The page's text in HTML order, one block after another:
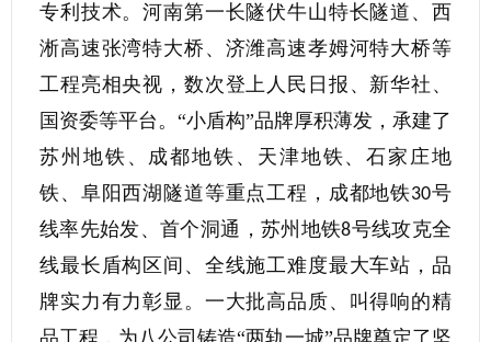
专利技术。河南第一长隧伏牛山特长隧道、西
淅高速张湾特大桥、济潍高速孝姆河特大桥等
工程亮相央视，数次登上人民日报、新华社、
国资委等平台。“小盾构”品牌厚积薄发，承建了
苏州地铁、成都地铁、天津地铁、石家庄地
铁、阜阳西湖隧道等重点工程，成都地铁30号
线率先始发、首个洞通，苏州地铁8号线攻克全
线最长盾构区间、全线施工难度最大车站，品
牌实力有力彰显。一大批高品质、叫得响的精
品工程，为八公司铸造“两轨一城”品牌奠定了坚